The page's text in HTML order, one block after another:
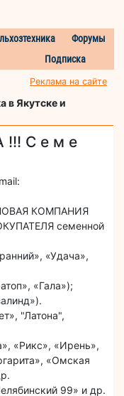
Форумы
Подписка
Реклама на сайте
в Якутске и
!!! С е м е
КОМПАНИЯ
семенной
«Удача»,
«Гала»);
"Латона",
«Рикс», «Ирень»,
«Омская
99» и др.